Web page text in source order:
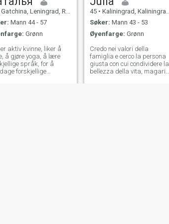
Gatchina, Leningrad, Russland
Mann 44 - 57
Grønn
aktiv kvinne, liker å
å gjøre yoga, å lære
språk, for å
forskjellige
45 • Kaliningrad, Kaliningrad, Russland
Søker: Mann 43 - 53
Øyenfarge: Grønn
Credo nei valori della
famiglia e cerco la persona
giusta con cui condividere la
bellezza della vita, magari